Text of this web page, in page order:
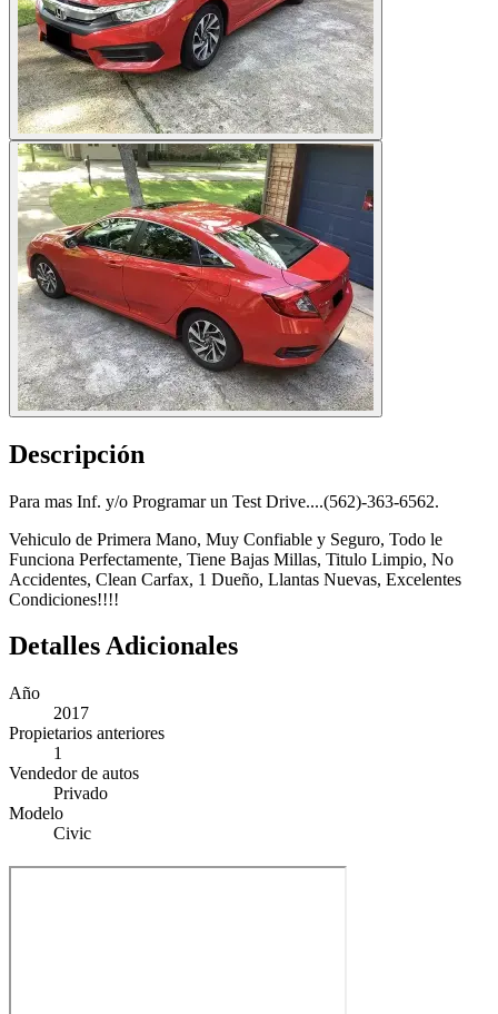
Descripción
Para mas Inf. y/o Programar un Test Drive....(562)-363-6562.
Vehiculo de Primera Mano, Muy Confiable y Seguro, Todo le
Funciona Perfectamente, Tiene Bajas Millas, Titulo Limpio, No
Accidentes, Clean Carfax, 1 Dueño, Llantas Nuevas, Excelentes
Condiciones!!!!
Detalles Adicionales
Año
2017
Propietarios anteriores
1
Vendedor de autos
Privado
Modelo
Civic